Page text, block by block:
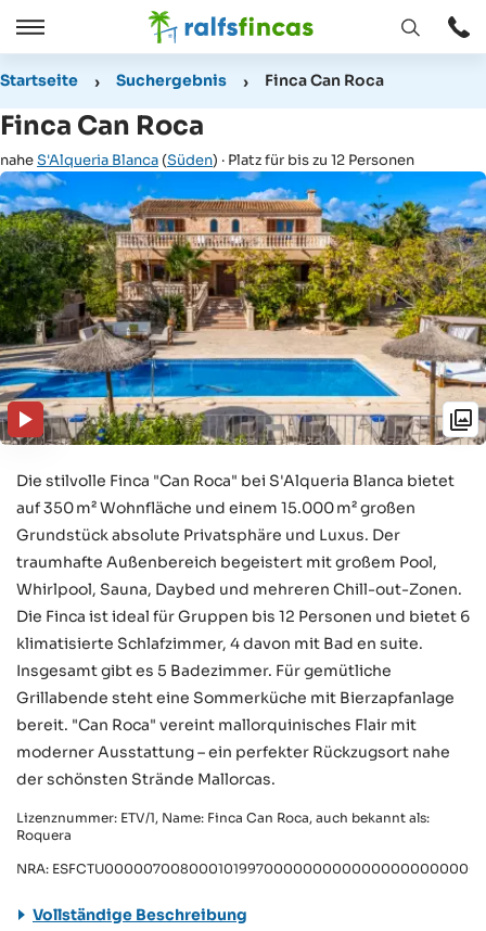
Öffnen
Schließen
Fenster
Startseite Suchergebnis Finca Can Roca
Finca Can Roca
naheS'Alqueria Blanca (Süden) · Platz für bis zu 12 Personen
Die stilvolle Finca "Can Roca" bei S'Alqueria Blanca bietet
auf 350 m² Wohnfläche und einem 15.000 m² großen
Grundstück absolute Privatsphäre und Luxus. Der
traumhafte Außenbereich begeistert mit großem Pool,
Whirlpool, Sauna, Daybed und mehreren Chill-out-Zonen.
Die Finca ist ideal für Gruppen bis 12 Personen und bietet 6
klimatisierte Schlafzimmer, 4 davon mit Bad en suite.
Insgesamt gibt es 5 Badezimmer. Für gemütliche
Grillabende steht eine Sommerküche mit Bierzapfanlage
bereit. "Can Roca" vereint mallorquinisches Flair mit
moderner Ausstattung – ein perfekter Rückzugsort nahe
der schönsten Strände Mallorcas.
Lizenznummer: ETV/1, Name: Finca Can Roca, auch bekannt als:
Roquera
NRA:
Vollständige Beschreibung